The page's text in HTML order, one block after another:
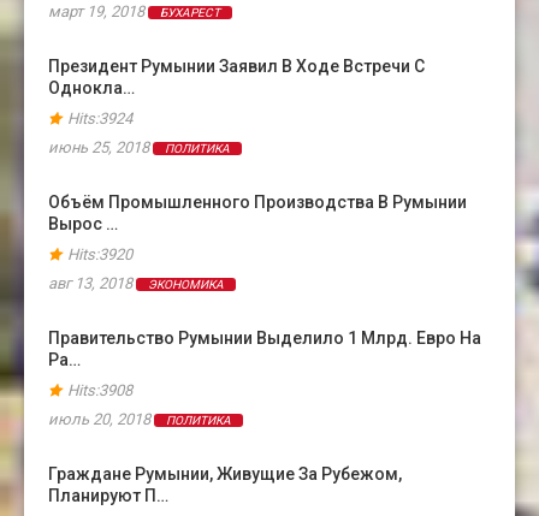
март 19, 2018
БУХАРЕСТ
Президент Румынии Заявил В Ходе Встречи С
Однокла…
Hits:3924
июнь 25, 2018
ПОЛИТИКА
Объём Промышленного Производства В Румынии
Вырос …
Hits:3920
авг 13, 2018
ЭКОНОМИКА
Правительство Румынии Выделило 1 Млрд. Евро На
Ра…
Hits:3908
июль 20, 2018
ПОЛИТИКА
Граждане Румынии, Живущие За Рубежом,
Планируют П…